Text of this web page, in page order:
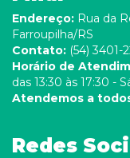
Endereço: Rua da
Farroupilha/RS
Contato: (54) 3401-
Horário de
das 13:30 às 17:30 -
Atendemos a
Redes